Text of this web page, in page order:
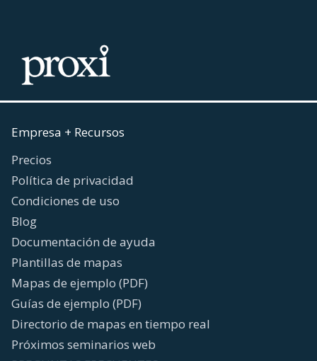
Empresa + Recursos
Precios
Política de privacidad
Condiciones de uso
Blog
Documentación de ayuda
Plantillas de mapas
Mapas de ejemplo (PDF)
Guías de ejemplo (PDF)
Directorio de mapas en tiempo real
Próximos seminarios web